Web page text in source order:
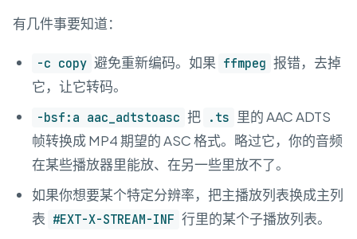
有几件事要知道：
-c copy 避免重新编码。如果 ffmpeg 报错，去掉
它，让它转码。
-bsf:a aac_adtstoasc 把 .ts 里的 AAC ADTS
帧转换成 MP4 期望的 ASC 格式。略过它，你的音频
在某些播放器里能放、在另一些里放不了。
如果你想要某个特定分辨率，把主播放列表换成主列
表 #EXT-X-STREAM-INF 行里的某个子播放列表。